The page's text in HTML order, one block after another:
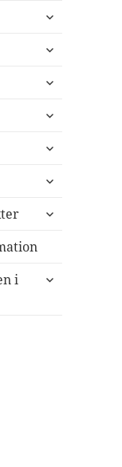
udvid
udvid
udvid
udvid
udvid
udvid
udvid
i
udvid